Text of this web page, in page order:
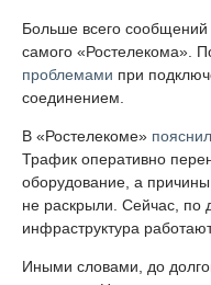
Больше всего
самого «Ростелекома».
проблемами при
соединением.
В «Ростелекоме»
Трафик оперативно
оборудование, а
не раскрыли. Сейчас, по
инфраструктура
Иными словами, до